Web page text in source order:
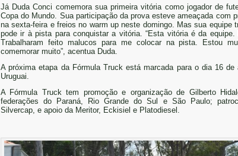
Já Duda Conci comemora sua primeira vitória como jogador de
Copa do Mundo. Sua participação da prova esteve ameaçada com
na sexta-feira e freios no warm up neste domingo. Mas sua equipe
pode ir à pista para conquistar a vitória. “Esta vitória é da equipe.
Trabalharam feito malucos para me colocar na pista. Estou
comemorar muito”, acentua Duda.
A próxima etapa da Fórmula Truck está marcada para o dia 16
Uruguai.
A Fórmula Truck tem promoção e organização de Gilberto
federações do Paraná, Rio Grande do Sul e São Paulo;
Silvercap, e apoio da Meritor, Eckisiel e Platodiesel.